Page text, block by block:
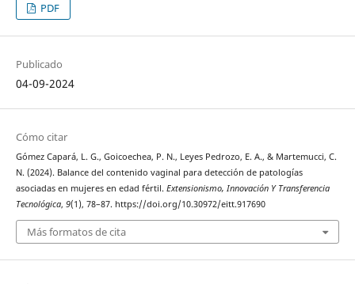
PDF
Publicado
04-09-2024
Cómo citar
Gómez Capará, L. G., Goicoechea, P. N., Leyes Pedrozo, E. A., & Martemucci, C.
N. (2024). Balance del contenido vaginal para detección de patologías
asociadas en mujeres en edad fértil. Extensionismo, Innovación Y Transferencia
Tecnológica, 9(1), 78–87. https://doi.org/10.30972/eitt.917690
Más formatos de cita